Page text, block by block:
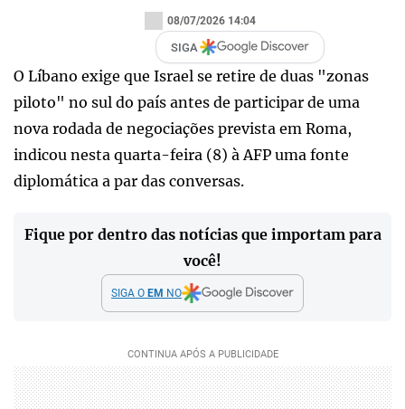
08/07/2026 14:04
SIGA
O Líbano exige que Israel se retire de duas "zonas
piloto" no sul do país antes de participar de uma
nova rodada de negociações prevista em Roma,
indicou nesta quarta-feira (8) à AFP uma fonte
diplomática a par das conversas.
Fique por dentro das notícias que importam para
você!
SIGA O EM NO